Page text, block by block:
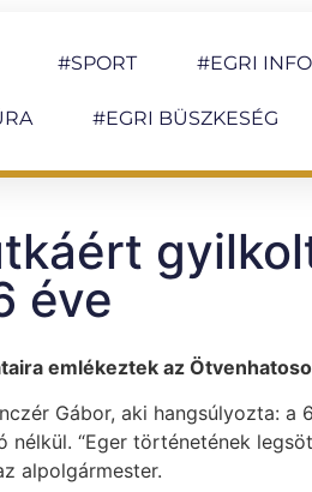
#SPORT #EGRI INFO
#EGRI BÜSZKESÉG
éve
emlékeztek az
Gábor, aki hangsúlyozta: a
“Eger történetének
alpolgármester.